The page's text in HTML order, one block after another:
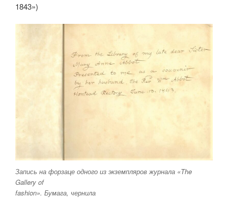
1843»)
Запись на форзаце одного из экземпляров журнала «The
Gallery of
fashion». Бумага, чернила